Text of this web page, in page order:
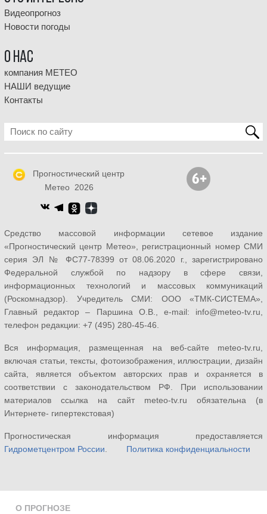
Видеопрогноз
Новости погоды
О НАС
компания МЕТЕО
НАШИ ведущие
Контакты
Прогностический центр
Метео 2026
Средство массовой информации сетевое издание
«Прогностический центр Метео», регистрационный номер СМИ
серия ЭЛ № ФС77-78399 от 08.06.2020 г., зарегистрировано
Федеральной службой по надзору в сфере связи,
информационных технологий и массовых коммуникаций
(Роскомнадзор). Учредитель СМИ: ООО «ТМК-СИСТЕМА»,
Главный редактор – Паршина О.В., e-mail: info@meteo-tv.ru,
телефон редакции: +7 (495) 280-45-46.
Вся информация, размещенная на веб-сайте meteo-tv.ru,
включая статьи, тексты, фотоизображения, иллюстрации, дизайн
сайта, является объектом авторских прав и охраняется в
соответствии с законодательством РФ. При использовании
материалов ссылка на сайт meteo-tv.ru обязательна (в
Интернете- гипертекстовая)
Прогностическая информация предоставляется
Гидрометцентром России
Политика конфиденциальности
О ПРОГНОЗЕ